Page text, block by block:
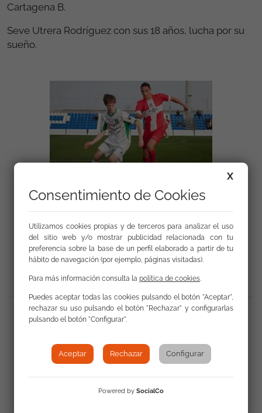
Cartagena B.
Seve Utrera Rodríguez con sus 18 años, lucha por su
sueño.
Volver a Actualidad
Compartir:
X
Consentimiento de Cookies
Utilizamos cookies propias y de terceros para analizar el uso
del sitio web y/o mostrar publicidad relacionada con tu
preferencia sobre la base de un perfil elaborado a partir de tu
hábito de navegación (por ejemplo, páginas visitadas).
Para más información consulta la política de cookies.
Puedes aceptar todas las cookies pulsando el botón "Aceptar",
rechazar su uso pulsando el botón "Rechazar" y configurarlas
pulsando el botón "Configurar".
Aceptar Rechazar Configurar
Powered by SocialCo